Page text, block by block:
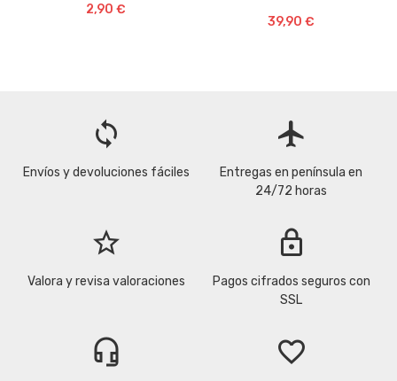
2,90 €
39,90 €
loop
Envíos y devoluciones fáciles
flight
Entregas en península en
24/72 horas
star_border
Valora y revisa valoraciones
lock
Pagos cifrados seguros con
SSL
headset_mic favorite_border